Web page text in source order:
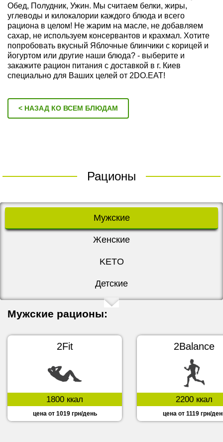
Обед, Полудник, Ужин. Мы считаем белки, жиры,
углеводы и килокалории каждого блюда и всего
рациона в целом! Не жарим на масле, не добавляем
сахар, не используем консервантов и крахмал. Хотите
попробовать вкусный Яблочные блинчики с корицей и
йогуртом или другие наши блюда? - выберите и
закажите рацион питания с доставкой в г. Киев
специально для Ваших целей от 2DO.EAT!
< НАЗАД КО ВСЕМ БЛЮДАМ
Рационы
Мужские
Женские
KETO
Детские
Мужские рационы:
2Fit
1800 ккал
цена от 1019 грн/день
2Balance
2200 ккал
цена от 1119 грн/